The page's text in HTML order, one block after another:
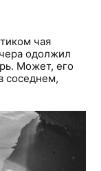
чая
одолжил
Может, его
соседнем,